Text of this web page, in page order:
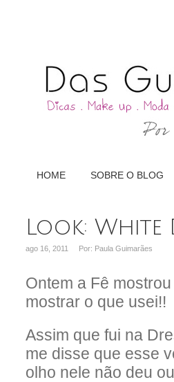
HOME SOBRE O BLOG
Look: White
ago 16, 2011 Por: Paula Guimarães
Ontem a Fê
mostrar o que usei!!
Assim que fui na
me disse que esse
olho nele não deu